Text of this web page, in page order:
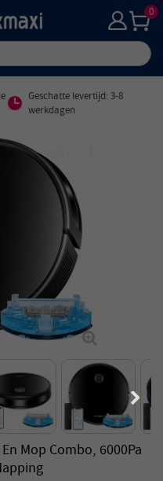
0
Geschatte levertijd: 3-8
werkdagen
Mop Combo, 6000Pa